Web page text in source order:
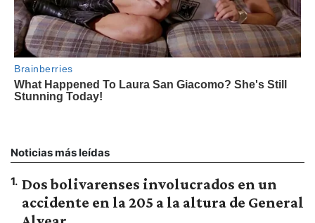
Noticias más leídas
1. Dos bolivarenses involucrados en un
accidente en la 205 a la altura de General